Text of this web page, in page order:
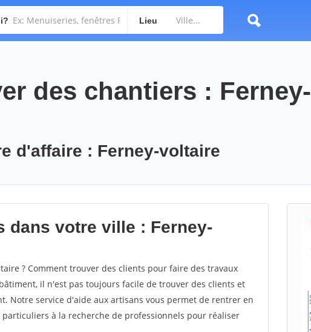
Lieu
des chantiers : Ferney-
d'affaire : Ferney-voltaire
dans votre ville : Ferney-
? Comment trouver des clients pour faire des travaux
il n'est pas toujours facile de trouver des clients et
Notre service d'aide aux artisans vous permet de rentrer en
à la recherche de professionnels pour réaliser